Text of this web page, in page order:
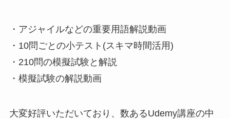
・アジャイルなどの重要用語解説動画
・10問ごとの小テスト(スキマ時間活用)
・210問の模擬試験と解説
・模擬試験の解説動画
大変好評いただいており、数あるUdemy講座の中